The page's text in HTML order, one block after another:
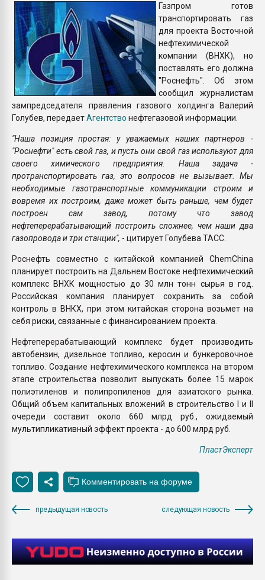
Газпром готов
транспортировать газ
для проекта Восточной
нефтехимической
компании (ВНХК), но
поставлять его должна
"Роснефть". Об этом
сообщил журналистам
зампредседателя правления газового холдинга Валерий
Голубев, передаетАгентство нефтегазовой информации.
"Наша позиция простая: у уважаемых наших партнеров -
"Роснефти" есть свой газ, и пусть они свой газ используют для
своего химического предприятия. Наша задача -
протранспортировать газ, это вопросов не вызывает. Мы
необходимые газотранспортные коммуникации строим и
вовремя их построим, даже может быть раньше, чем будет
построен сам завод, потому что завод
нефтеперерабатывающий построить сложнее, чем наши два
газопровода и три станции", - цитирует Голубева ТАСС.
Роснефть совместно с китайской компанией ChemChina
планирует построить на Дальнем Востоке нефтехимический
комплекс ВНХК мощностью до 30 млн тонн сырья в год.
Российская компания планирует сохранить за собой
контроль в ВНКХ, при этом китайская сторона возьмет на
себя риски, связанные с финансированием проекта.
Нефтеперерабатывающий комплекс будет производить
автобензин, дизельное топливо, керосин и бункеровочное
топливо. Создание нефтехимического комплекса на втором
этапе строительства позволит выпускать более 15 марок
полиэтиленов и полипропиленов для азиатского рынка.
Общий объем капитальных вложений в строительство I и II
очереди составит около 660 млрд руб., ожидаемый
мультипликативный эффект проекта - до 600 млрд руб.
ПластЭксперт
предыдущая новость следующая новость